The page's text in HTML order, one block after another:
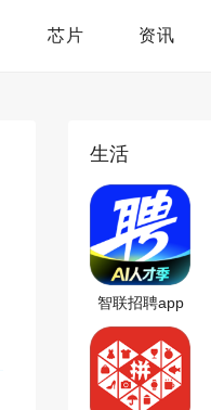
芯片 资讯
生活
智联招聘app